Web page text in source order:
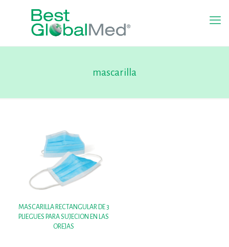
mascarilla
MASCARILLA RECTANGULAR DE 3
PLIEGUES PARA SUJECION EN LAS
OREJAS